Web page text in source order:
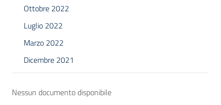
Ottobre 2022
Luglio 2022
Marzo 2022
Dicembre 2021
Nessun documento disponibile